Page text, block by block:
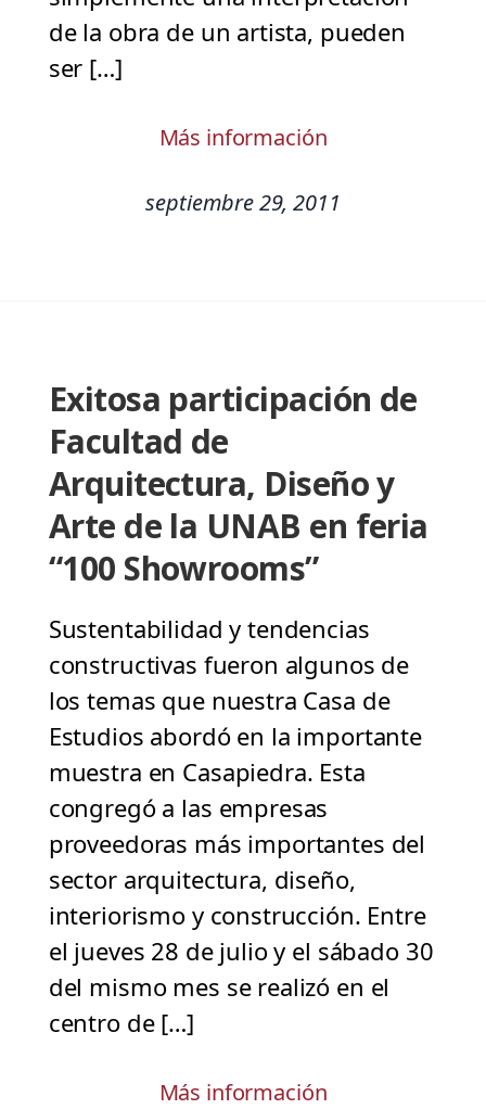
de la obra de un artista, pueden
ser […]
Más información
septiembre 29, 2011
Exitosa participación de
Facultad de
Arquitectura, Diseño y
Arte de la UNAB en feria
“100 Showrooms”
Sustentabilidad y tendencias
constructivas fueron algunos de
los temas que nuestra Casa de
Estudios abordó en la importante
muestra en Casapiedra. Esta
congregó a las empresas
proveedoras más importantes del
sector arquitectura, diseño,
interiorismo y construcción. Entre
el jueves 28 de julio y el sábado 30
del mismo mes se realizó en el
centro de […]
Más información